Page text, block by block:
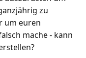
zu
um euren
mache - kann